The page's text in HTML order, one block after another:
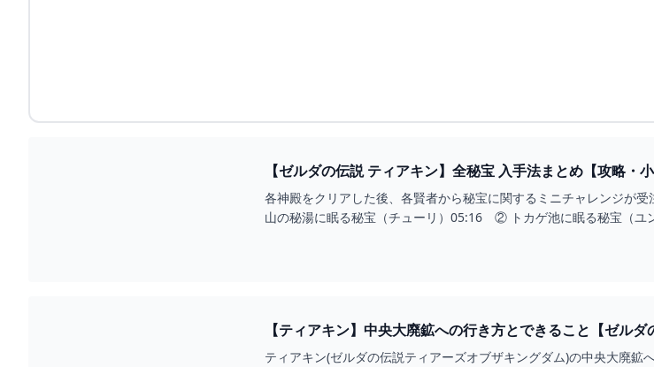
【ゼルダの伝説 ティアキン】全秘宝 入手法まとめ【攻略
ン】【TOTK】【ゼルダ】 - YOUTUBE
各神殿をクリアした後、各賢者から秘宝に関するミニチャレンジ
山の秘湯に眠る秘宝（チューリ）05:16 ② トカゲ池に眠る秘宝（
【ティアキン】中央大廃鉱への行き方とできること【ゼル
ティアキン(ゼルダの伝説ティアーズオブザキングダム)の中央大廃